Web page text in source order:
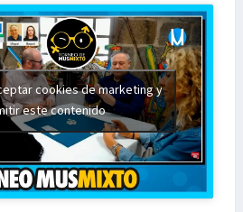
cookies de marketing y
este contenido